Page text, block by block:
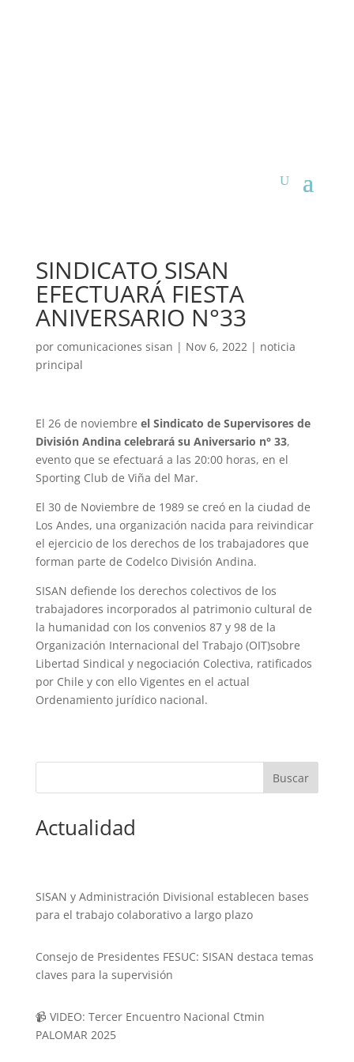
SINDICATO SISAN
EFECTUARÁ FIESTA
ANIVERSARIO N°33
por comunicaciones sisan | Nov 6, 2022| noticia
principal
El 26 de noviembre el Sindicato de Supervisores de
División Andina celebrará su Aniversario n° 33,
evento que se efectuará a las 20:00 horas, en el
Sporting Club de Viña del Mar.
El 30 de Noviembre de 1989 se creó en la ciudad de
Los Andes, una organización nacida para reivindicar
el ejercicio de los derechos de los trabajadores que
forman parte de Codelco División Andina.
SISAN defiende los derechos colectivos de los
trabajadores incorporados al patrimonio cultural de
la humanidad con los convenios 87 y 98 de la
Organización Internacional del Trabajo (OIT)sobre
Libertad Sindical y negociación Colectiva, ratificados
por Chile y con ello Vigentes en el actual
Ordenamiento jurídico nacional.
Actualidad
SISAN y Administración Divisional establecen bases
para el trabajo colaborativo a largo plazo
Consejo de Presidentes FESUC: SISAN destaca temas
claves para la supervisión
📹 VIDEO: Tercer Encuentro Nacional Ctmin
PALOMAR 2025